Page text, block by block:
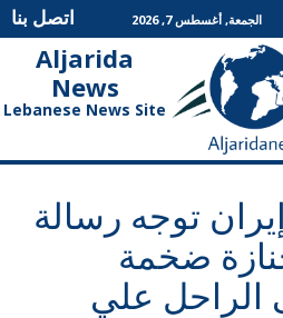
الجمعة, أغسطس 7, 2026 اتصل بنا
Aljarida
News
Lebanese News Site
توجه رسالة
ضخمة
الراحل علي